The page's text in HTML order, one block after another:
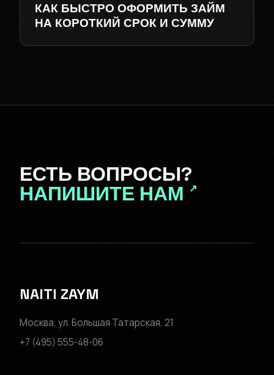
КАК БЫСТРО ОФОРМИТЬ ЗАЙМ
НА КОРОТКИЙ СРОК И СУММУ
ЕСТЬ ВОПРОСЫ?
НАПИШИТЕ НАМ ↗
NAITI ZAYM
Москва, ул. Большая Татарская, 21
+7 (495) 555-48-06